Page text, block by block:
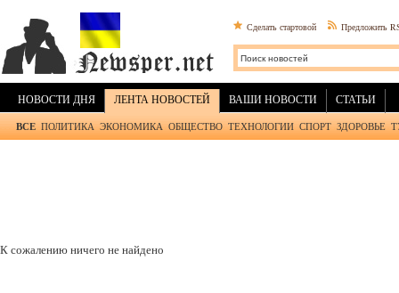
Сделать стартовой Предложить
НОВОСТИ ДНЯ ЛЕНТА НОВОСТЕЙ ВАШИ НОВОСТИ
СТАТЬИ
ВСЕ ПОЛИТИКА ЭКОНОМИКА ОБЩЕСТВО ТЕХНОЛОГИИ СПОРТ ЗДОРОВЬЕ
К сожалению ничего не найдено